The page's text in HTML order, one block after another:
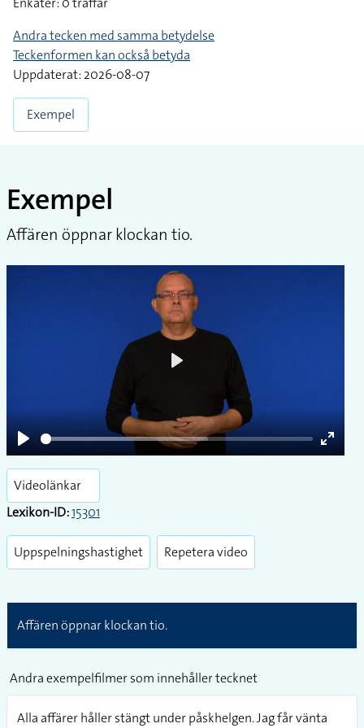
Andra tecken med samma betydelse
Teckenformen kan också betyda
Uppdaterat: 2026-08-07
Exempel
Exempel
Affären öppnar klockan tio.
Play
Enter
Videolänkar
Lexikon-ID:15301
Uppspelningshastighet Repetera video
Affären öppnar klockan tio.
Andra exempelfilmer som innehåller tecknet
Alla affärer håller stängt under påskhelgen. Jag får vänta